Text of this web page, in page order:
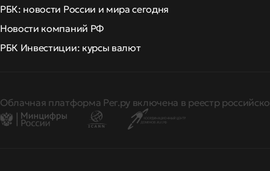
РБК: новости России и мира сегодня
Новости компаний РФ
РБК Инвестиции: курсы валют
Облачная платформа Рег.ру включена в реестр